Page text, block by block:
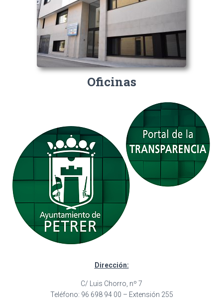
Oficinas
Dirección:
C/ Luis Chorro, nº 7
Teléfono: 96 698 94 00 – Extensión 255